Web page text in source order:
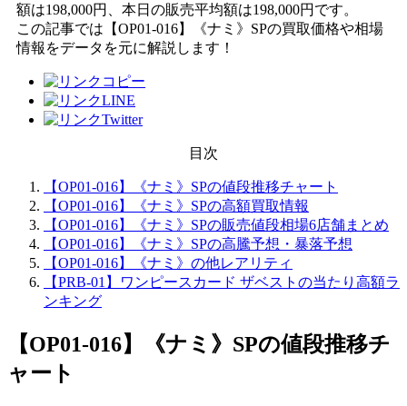
額は198,000円、本日の販売平均額は198,000円です。
この記事では【OP01-016】《ナミ》SPの買取価格や相場
情報をデータを元に解説します！
目次
【OP01-016】《ナミ》SPの値段推移チャート
【OP01-016】《ナミ》SPの高額買取情報
【OP01-016】《ナミ》SPの販売値段相場6店舗まとめ
【OP01-016】《ナミ》SPの高騰予想・暴落予想
【OP01-016】《ナミ》の他レアリティ
【PRB-01】ワンピースカード ザベストの当たり高額ラ
ンキング
【OP01-016】《ナミ》SPの値段推移チ
ャート